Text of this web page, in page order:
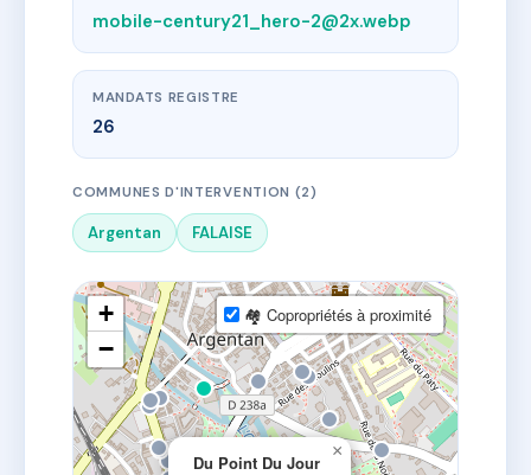
mobile-century21_hero-2@2x.webp
MANDATS REGISTRE
26
COMMUNES D'INTERVENTION (2)
Argentan FALAISE
Du Point Du Jour
×
+
−
🏘 Copropriétés à proximité